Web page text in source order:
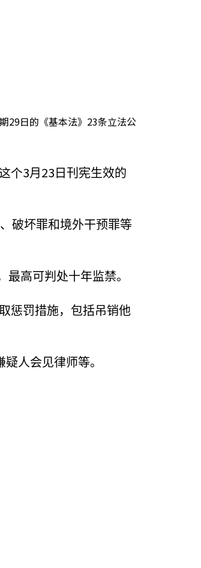
29日的《基本法》23条立法公
个3月 23 日刊宪生效的
破坏罪和境外干预罪等
高可判处十年监禁。
惩罚措施，包括吊销他
人会见律师等。